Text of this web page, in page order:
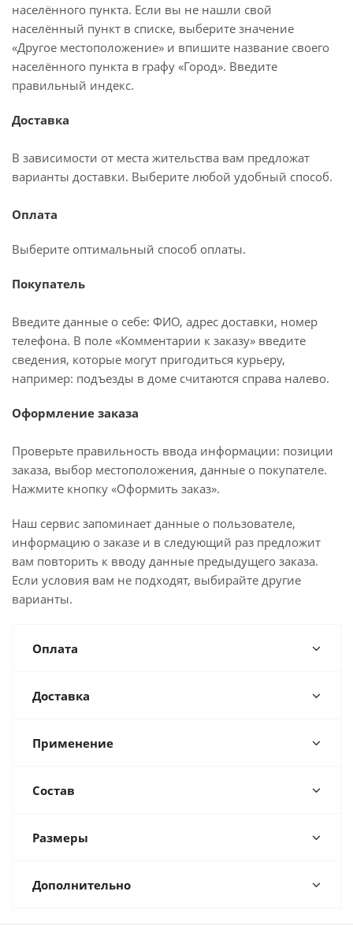
населённого пункта. Если вы не нашли свой
населённый пункт в списке, выберите значение
«Другое местоположение» и впишите название своего
населённого пункта в графу «Город». Введите
правильный индекс.
Доставка
В зависимости от места жительства вам предложат
варианты доставки. Выберите любой удобный способ.
Оплата
Выберите оптимальный способ оплаты.
Покупатель
Введите данные о себе: ФИО, адрес доставки, номер
телефона. В поле «Комментарии к заказу» введите
сведения, которые могут пригодиться курьеру,
например: подъезды в доме считаются справа налево.
Оформление заказа
Проверьте правильность ввода информации: позиции
заказа, выбор местоположения, данные о покупателе.
Нажмите кнопку «Оформить заказ».
Наш сервис запоминает данные о пользователе,
информацию о заказе и в следующий раз предложит
вам повторить к вводу данные предыдущего заказа.
Если условия вам не подходят, выбирайте другие
варианты.
Оплата
Доставка
Применение
Состав
Размеры
Дополнительно